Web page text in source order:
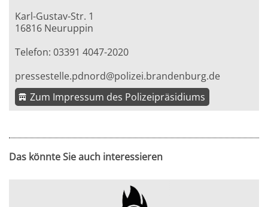
Karl-Gustav-Str. 1
16816 Neuruppin
Telefon: 03391 4047-2020
pressestelle.pdnord@polizei.brandenburg.de
Zum Impressum des Polizeipräsidiums
Das könnte Sie auch interessieren